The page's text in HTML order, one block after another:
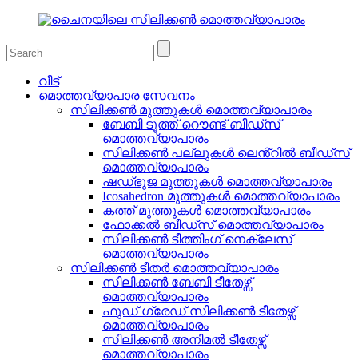
വീട്
മൊത്തവ്യാപാര സേവനം
സിലിക്കൺ മുത്തുകൾ മൊത്തവ്യാപാരം
ബേബി ടൂത്ത് റൌണ്ട് ബീഡ്സ്
മൊത്തവ്യാപാരം
സിലിക്കൺ പല്ലുകൾ ലെൻ്റിൽ ബീഡ്സ്
മൊത്തവ്യാപാരം
ഷഡ്ഭുജ മുത്തുകൾ മൊത്തവ്യാപാരം
Icosahedron മുത്തുകൾ മൊത്തവ്യാപാരം
കത്ത് മുത്തുകൾ മൊത്തവ്യാപാരം
ഫോക്കൽ ബീഡ്സ് മൊത്തവ്യാപാരം
സിലിക്കൺ ടീത്തിംഗ് നെക്ലേസ്
മൊത്തവ്യാപാരം
സിലിക്കൺ ടീതർ മൊത്തവ്യാപാരം
സിലിക്കൺ ബേബി ടീതേഴ്സ്
മൊത്തവ്യാപാരം
ഫുഡ് ഗ്രേഡ് സിലിക്കൺ ടീതേഴ്സ്
മൊത്തവ്യാപാരം
സിലിക്കൺ അനിമൽ ടീതേഴ്സ്
മൊത്തവ്യാപാരം